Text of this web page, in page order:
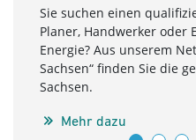
Sie suchen einen
Planer, Handwerker oder
Energie? Aus unserem
Sachsen“ finden Sie die
Sachsen.
Mehr dazu